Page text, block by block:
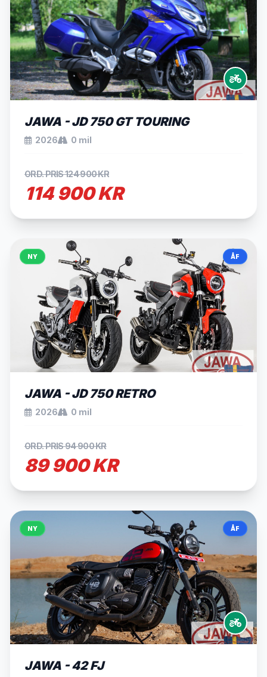
JAWA - JD 750 GT TOURING
2026 0 mil
ORD. PRIS 124 900 KR
114 900 KR
NY ÅF
JAWA - JD 750 RETRO
2026 0 mil
ORD. PRIS 94 900 KR
89 900 KR
NY ÅF
JAWA - 42 FJ